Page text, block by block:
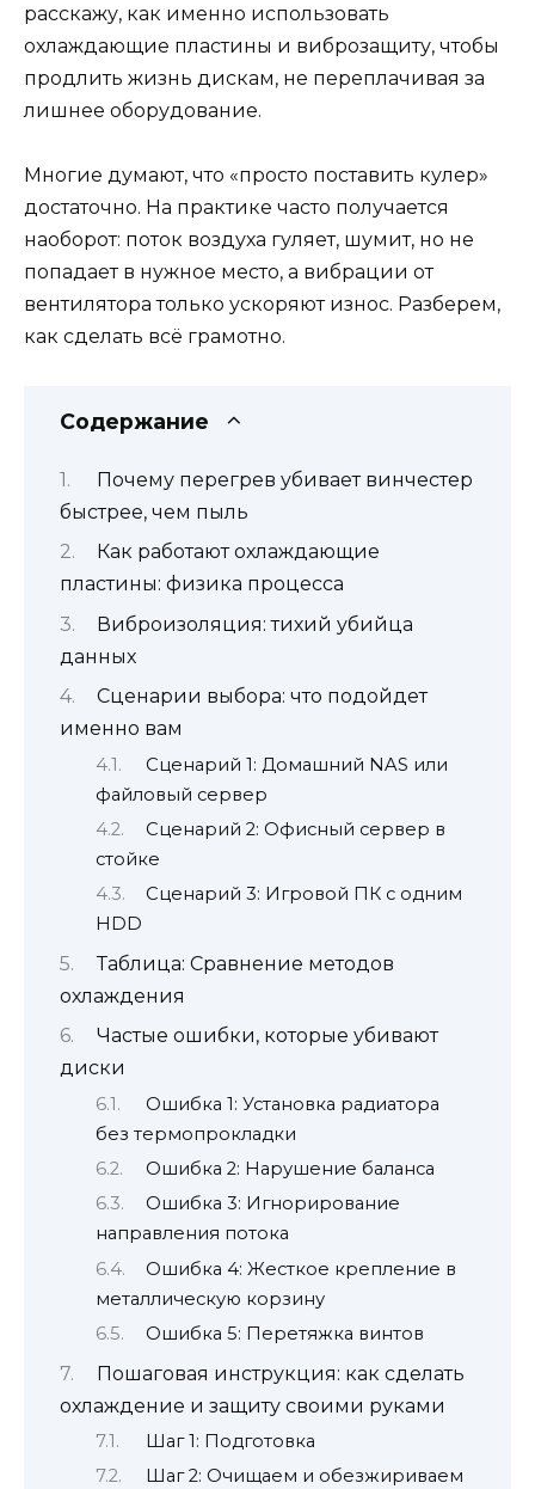
расскажу, как именно использовать
охлаждающие пластины и виброзащиту, чтобы
продлить жизнь дискам, не переплачивая за
лишнее оборудование.
Многие думают, что «просто поставить кулер»
достаточно. На практике часто получается
наоборот: поток воздуха гуляет, шумит, но не
попадает в нужное место, а вибрации от
вентилятора только ускоряют износ. Разберем,
как сделать всё грамотно.
Содержание
Почему перегрев убивает винчестер
быстрее, чем пыль
Как работают охлаждающие
пластины: физика процесса
Виброизоляция: тихий убийца
данных
Сценарии выбора: что подойдет
именно вам
Сценарий 1: Домашний NAS или
файловый сервер
Сценарий 2: Офисный сервер в
стойке
Сценарий 3: Игровой ПК с одним
HDD
Таблица: Сравнение методов
охлаждения
Частые ошибки, которые убивают
диски
Ошибка 1: Установка радиатора
без термопрокладки
Ошибка 2: Нарушение баланса
Ошибка 3: Игнорирование
направления потока
Ошибка 4: Жесткое крепление в
металлическую корзину
Ошибка 5: Перетяжка винтов
Пошаговая инструкция: как сделать
охлаждение и защиту своими руками
Шаг 1: Подготовка
Шаг 2: Очищаем и обезжириваем